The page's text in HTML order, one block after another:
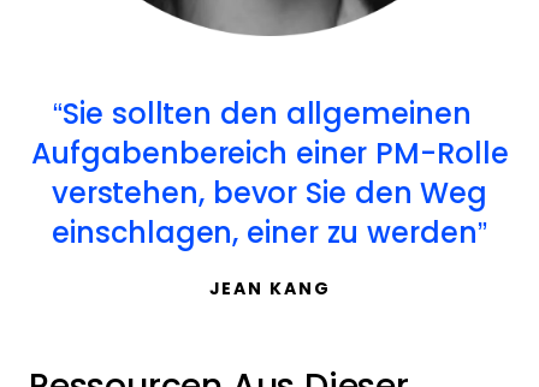
Sie sollten den allgemeinen
Aufgabenbereich einer PM-Rolle
verstehen, bevor Sie den Weg
einschlagen, einer zu werden
JEAN KANG